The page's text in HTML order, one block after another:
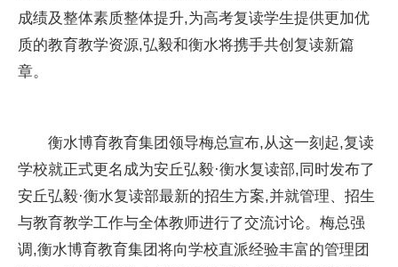
成绩及整体素质整体提升,为高考复读学生提供更加优
质的教育教学资源,弘毅和衡水将携手共创复读新篇
章。
衡水博育教育集团领导梅总宣布,从这一刻起,复读
学校就正式更名成为安丘弘毅·衡水复读部,同时发布了
安丘弘毅·衡水复读部最新的招生方案,并就管理、招生
与教育教学工作与全体教师进行了交流讨论。梅总强
调,衡水博育教育集团将向学校直派经验丰富的管理团